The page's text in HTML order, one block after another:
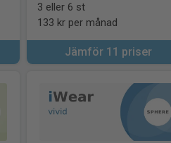
3 eller 6 st
133 kr per månad
Jämför 11 priser